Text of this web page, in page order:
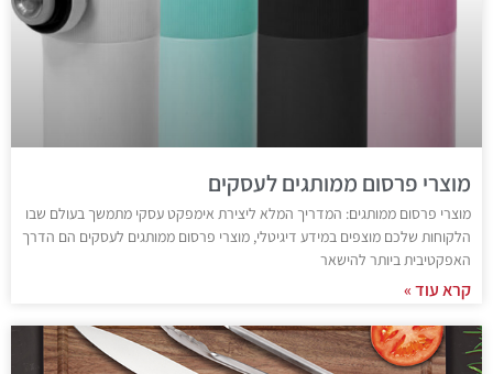
מוצרי פרסום ממותגים לעסקים
מוצרי פרסום ממותגים: המדריך המלא ליצירת אימפקט עסקי מתמשך בעולם שבו
הלקוחות שלכם מוצפים במידע דיגיטלי, מוצרי פרסום ממותגים לעסקים הם הדרך
האפקטיבית ביותר להישאר
קרא עוד »